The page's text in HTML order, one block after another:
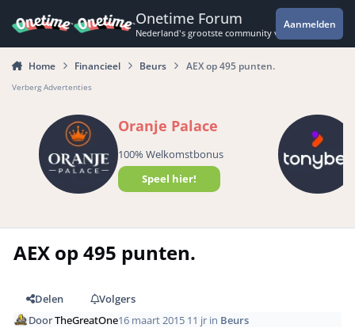
Onetime Forum
Nederland's grootste community voor de
Aanmelden
Home Financieel Beurs AEX op 495 punten.
Verberg Advertenties
Oranje Palace
100% Welkomstbonus
Speel hier!
AEX op 495 punten.
Delen
Volgers
DoorTheGreatOne16 maart 2015 11 jr in Beurs